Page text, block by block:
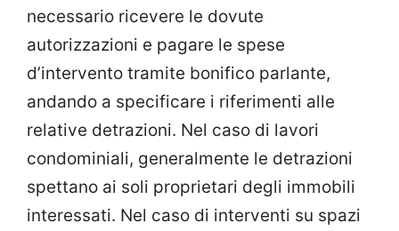
necessario ricevere le dovute
autorizzazioni e pagare le spese
d’intervento tramite bonifico parlante,
andando a specificare i riferimenti alle
relative detrazioni. Nel caso di lavori
condominiali, generalmente le detrazioni
spettano ai soli proprietari degli immobili
interessati. Nel caso di interventi su spazi